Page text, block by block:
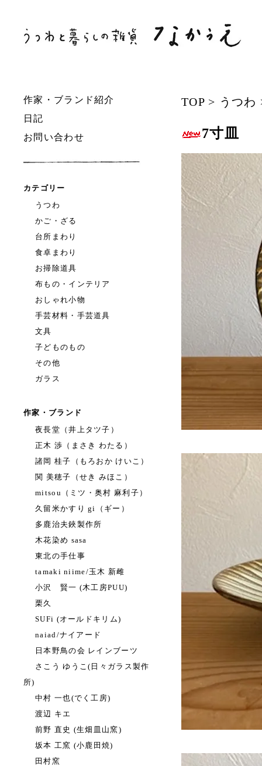
作家・ブランド紹介
日記
お問い合わせ
カテゴリー
うつわ
かご・ざる
台所まわり
食卓まわり
お掃除道具
布もの・インテリア
おしゃれ小物
手芸材料・手芸道具
文具
子どものもの
その他
ガラス
作家・ブランド
夜長堂（井上タツ子）
正木 渉（まさき わたる）
諸岡 桂子（もろおか けいこ）
関 美穂子（せき みほこ）
mitsou（ミツ・奥村 麻利子）
久留米かすり gi（ギー）
多鹿治夫鋏製作所
木花染め sasa
東北の手仕事
tamaki niime/玉木 新雌
小沢 賢一 (木工房PUU)
栗久
SUFi (オールドキリム)
naiad/ナイアード
日本野鳥の会 レインブーツ
さこう ゆうこ(日々ガラス製作
所)
中村 一也(でく工房)
渡辺 キエ
前野 直史 (生畑皿山窯)
坂本 工窯 (小鹿田焼)
田村窯
TOP> うつわ
7寸皿